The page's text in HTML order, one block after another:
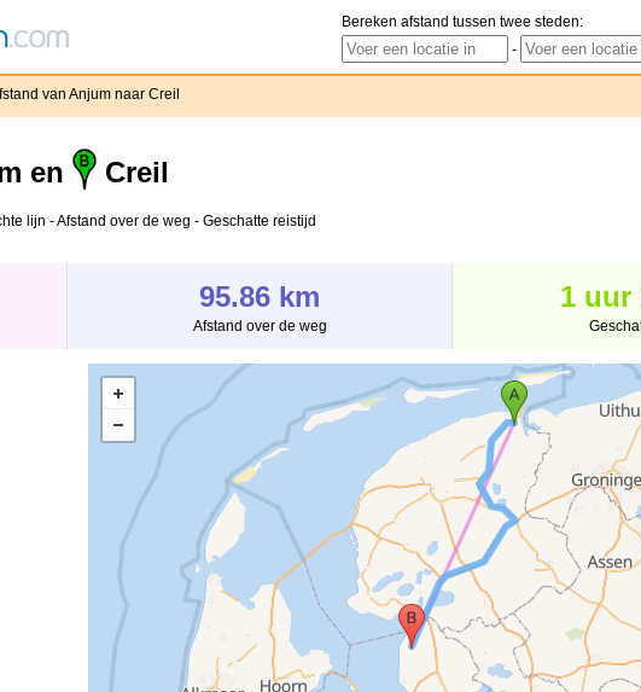
Bereken afstand tussen twee steden:
-
van Anjum naar Creil
en Creil
lijn - Afstand over de weg - Geschatte reistijd
95.86 km
Afstand over de weg
1 uur